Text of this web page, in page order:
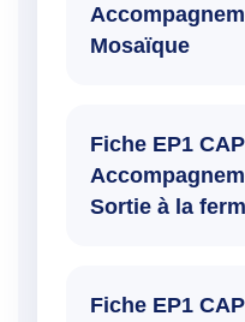
Mosaïque
Fiche EP1
Sortie à la
Fiche EP1